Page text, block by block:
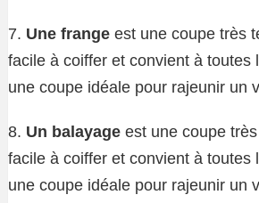
7. Une frange est une coupe très
facile à coiffer et convient à toutes
une coupe idéale pour rajeunir un
8. Un balayage est une coupe
facile à coiffer et convient à toutes
une coupe idéale pour rajeunir un